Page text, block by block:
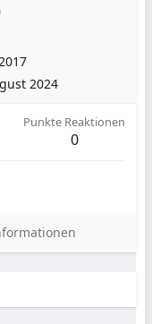
2024
Punkte Reaktionen
0